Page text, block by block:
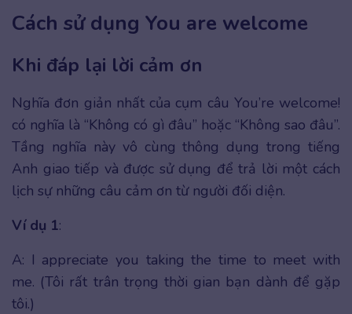
Cách sử dụng You are welcome
Khi đáp lại lời cảm ơn
Nghĩa đơn giản nhất của cụm câu You’re welcome!
có nghĩa là “Không có gì đâu” hoặc “Không sao đâu”.
Tầng nghĩa này vô cùng thông dụng trong tiếng
Anh giao tiếp và được sử dụng để trả lời một cách
lịch sự những câu cảm ơn từ người đối diện.
Ví dụ 1:
A: I appreciate you taking the time to meet with
me. (Tôi rất trân trọng thời gian bạn dành để gặp
tôi.)